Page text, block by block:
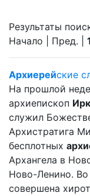
Результаты
Начало | Пред. | 1
Архиерейские
На прошлой
архиепископ
служил
Архистратига
бесплотных
Архангела в
Ново-Ленино.
совершена